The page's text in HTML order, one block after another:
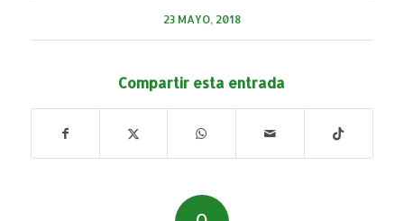
23 MAYO, 2018
Compartir esta entrada